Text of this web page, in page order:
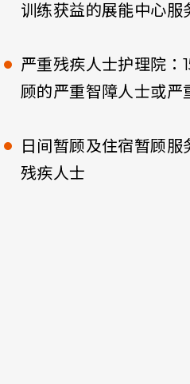
训练获益的展能中心服
严重残疾人士护理院：
顾的严重智障人士或严
日间暂顾及住宿暂顾
残疾人士